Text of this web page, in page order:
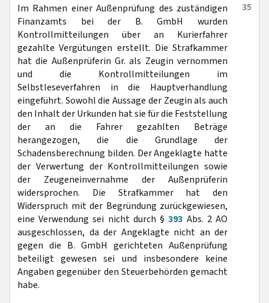
35
Im Rahmen einer Außenprüfung des zuständigen
Finanzamts bei der B. GmbH wurden
Kontrollmitteilungen über an Kurierfahrer
gezahlte Vergütungen erstellt. Die Strafkammer
hat die Außenprüferin Gr. als Zeugin vernommen
und die Kontrollmitteilungen im
Selbstleseverfahren in die Hauptverhandlung
eingeführt. Sowohl die Aussage der Zeugin als auch
den Inhalt der Urkunden hat sie für die Feststellung
der an die Fahrer gezahlten Beträge
herangezogen, die die Grundlage der
Schadensberechnung bilden. Der Angeklagte hatte
der Verwertung der Kontrollmitteilungen sowie
der Zeugeneinvernahme der Außenprüferin
widersprochen. Die Strafkammer hat den
Widerspruch mit der Begründung zurückgewiesen,
eine Verwendung sei nicht durch §393 Abs. 2 AO
ausgeschlossen, da der Angeklagte nicht an der
gegen die B. GmbH gerichteten Außenprüfung
beteiligt gewesen sei und insbesondere keine
Angaben gegenüber den Steuerbehörden gemacht
habe.